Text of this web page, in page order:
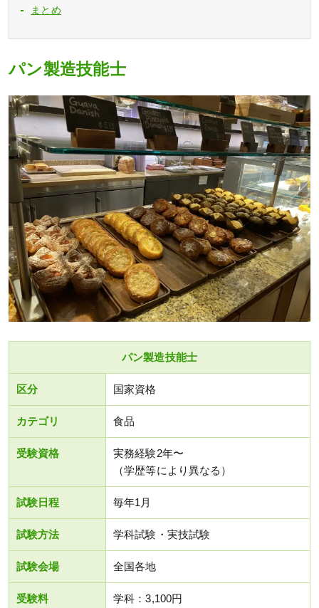
まとめ
パン製造技能士
パン製造技能士
区分 国家資格
カテゴリ 食品
受験資格
実務経験2年〜
（学歴等により異なる）
試験日程 毎年1月
試験方法 学科試験・実技試験
試験会場 全国各地
受験料
学科：3,100円